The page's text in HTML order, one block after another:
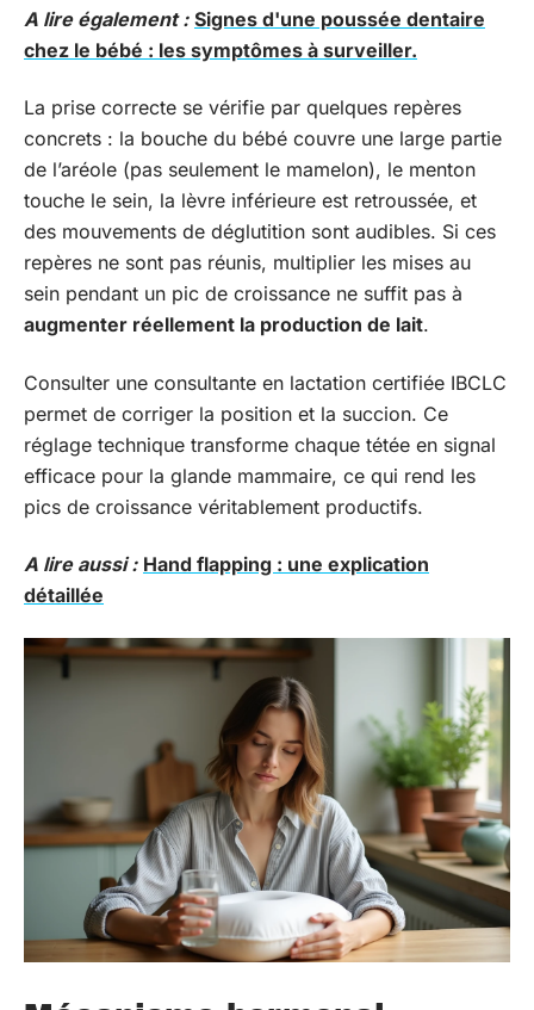
A lire également : Signes d'une poussée dentaire
chez le bébé : les symptômes à surveiller.
La prise correcte se vérifie par quelques repères
concrets : la bouche du bébé couvre une large partie
de l’aréole (pas seulement le mamelon), le menton
touche le sein, la lèvre inférieure est retroussée, et
des mouvements de déglutition sont audibles. Si ces
repères ne sont pas réunis, multiplier les mises au
sein pendant un pic de croissance ne suffit pas à
augmenter réellement la production de lait.
Consulter une consultante en lactation certifiée IBCLC
permet de corriger la position et la succion. Ce
réglage technique transforme chaque tétée en signal
efficace pour la glande mammaire, ce qui rend les
pics de croissance véritablement productifs.
A lire aussi : Hand flapping : une explication
détaillée